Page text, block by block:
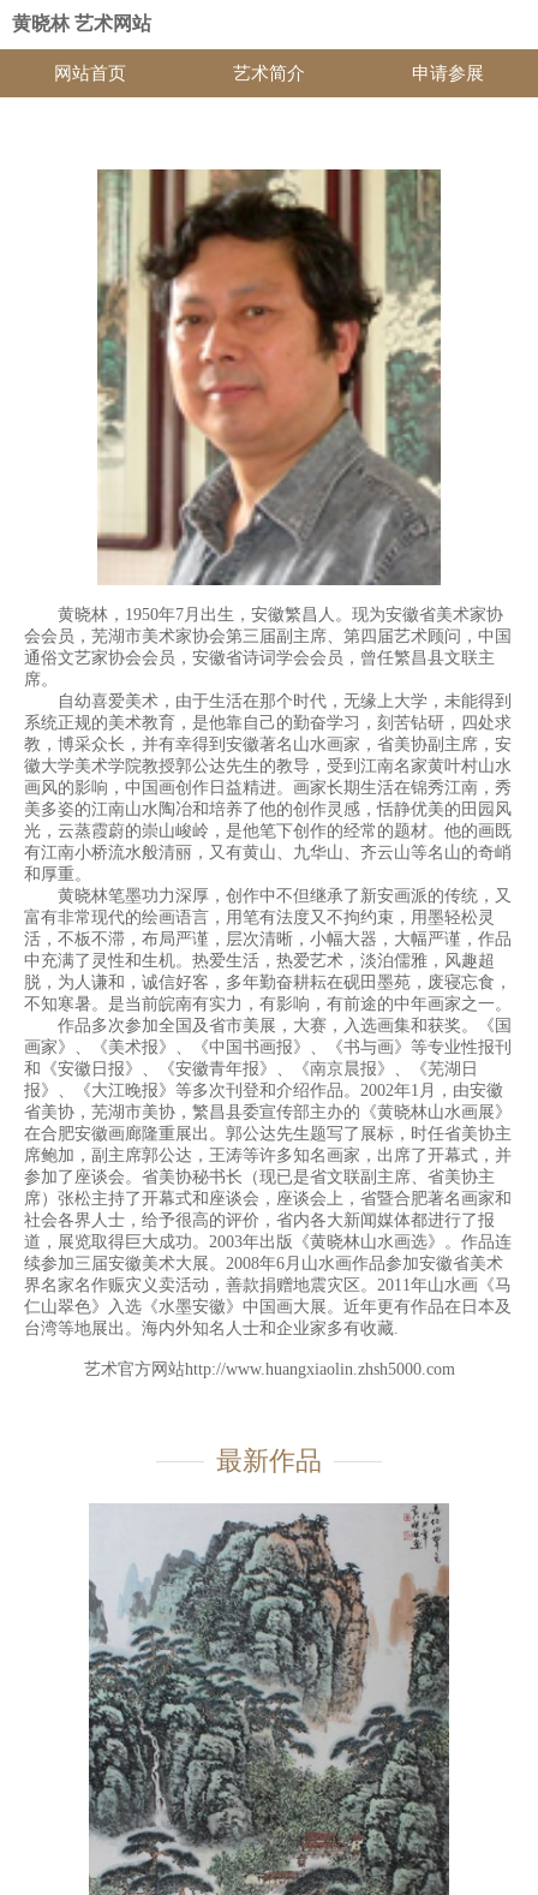
黄晓林 艺术网站
网站首页 艺术简介 申请参展
黄晓林，1950年7月出生，安徽繁昌人。现为安徽省美术家协
会会员，芜湖市美术家协会第三届副主席、第四届艺术顾问，中国
通俗文艺家协会会员，安徽省诗词学会会员，曾任繁昌县文联主
席。
自幼喜爱美术，由于生活在那个时代，无缘上大学，未能得到
系统正规的美术教育，是他靠自己的勤奋学习，刻苦钻研，四处求
教，博采众长，并有幸得到安徽著名山水画家，省美协副主席，安
徽大学美术学院教授郭公达先生的教导，受到江南名家黄叶村山水
画风的影响，中国画创作日益精进。画家长期生活在锦秀江南，秀
美多姿的江南山水陶冶和培养了他的创作灵感，恬静优美的田园风
光，云蒸霞蔚的崇山峻岭，是他笔下创作的经常的题材。他的画既
有江南小桥流水般清丽，又有黄山、九华山、齐云山等名山的奇峭
和厚重。
黄晓林笔墨功力深厚，创作中不但继承了新安画派的传统，又
富有非常现代的绘画语言，用笔有法度又不拘约束，用墨轻松灵
活，不板不滞，布局严谨，层次清晰，小幅大器，大幅严谨，作品
中充满了灵性和生机。热爱生活，热爱艺术，淡泊儒雅，风趣超
脱，为人谦和，诚信好客，多年勤奋耕耘在砚田墨苑，废寝忘食，
不知寒暑。是当前皖南有实力，有影响，有前途的中年画家之一。
作品多次参加全国及省市美展，大赛，入选画集和获奖。《国
画家》、《美术报》、《中国书画报》、《书与画》等专业性报刊
和《安徽日报》、《安徽青年报》、《南京晨报》、《芜湖日
报》、《大江晚报》等多次刊登和介绍作品。2002年1月，由安徽
省美协，芜湖市美协，繁昌县委宣传部主办的《黄晓林山水画展》
在合肥安徽画廊隆重展出。郭公达先生题写了展标，时任省美协主
席鲍加，副主席郭公达，王涛等许多知名画家，出席了开幕式，并
参加了座谈会。省美协秘书长（现已是省文联副主席、省美协主
席）张松主持了开幕式和座谈会，座谈会上，省暨合肥著名画家和
社会各界人士，给予很高的评价，省内各大新闻媒体都进行了报
道，展览取得巨大成功。2003年出版《黄晓林山水画选》。作品连
续参加三届安徽美术大展。2008年6月山水画作品参加安徽省美术
界名家名作赈灾义卖活动，善款捐赠地震灾区。2011年山水画《马
仁山翠色》入选《水墨安徽》中国画大展。近年更有作品在日本及
台湾等地展出。海内外知名人士和企业家多有收藏.
艺术官方网站http://www.huangxiaolin.zhsh5000.com
最新作品